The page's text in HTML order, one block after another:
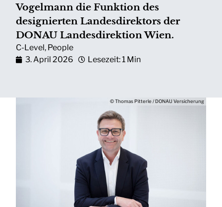
Vogelmann die Funktion des
designierten Landesdirektors der
DONAU Landesdirektion Wien.
C-Level, People
3. April 2026
Lesezeit: 1 Min
© Thomas Pitterle / DONAU Versicherung